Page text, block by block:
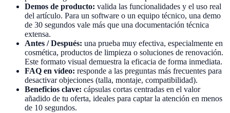
Demos de producto: valida las funcionalidades y el uso real
del artículo. Para un software o un equipo técnico, una demo
de 30 segundos vale más que una documentación técnica
extensa.
Antes / Después: una prueba muy efectiva, especialmente en
cosmética, productos de limpieza o soluciones de renovación.
Este formato visual demuestra la eficacia de forma inmediata.
FAQ en vídeo: responde a las preguntas más frecuentes para
desactivar objeciones (talla, montaje, compatibilidad).
Beneficios clave: cápsulas cortas centradas en el valor
añadido de tu oferta, ideales para captar la atención en menos
de 10 segundos.